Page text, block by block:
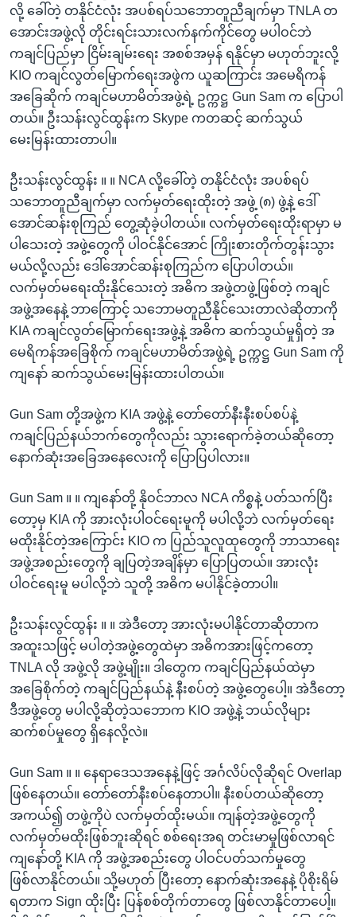
ရန်
နေရာ
သို့
ကျော်
ရန်
လို့ ခေါ်တဲ့ တနိုင်ငံလုံး အပစ်ရပ်သဘောတူညီချက်မှာ TNLA တ
အောင်းအဖွဲ့လို တိုင်းရင်းသားလက်နက်ကိုင်တွေ မပါဝင်ဘဲ
ကချင်ပြည်မှာ ငြိမ်းချမ်းရေး အစစ်အမှန် ရနိုင်မှာ မဟုတ်ဘူးလို့
KIO ကချင်လွတ်မြောက်ရေးအဖွဲက ယူဆကြာင်း အမေရိကန်
အခြေဆိုက် ကချင်မဟာမိတ်အဖွဲ့ရဲ့ ဥက္ကဋ္ဌ Gun Sam က ပြောပါ
တယ်။ ဦးသန်းလွင်ထွန်းက Skype ကတဆင့် ဆက်သွယ်
မေးမြန်းထားတာပါ။
ဦးသန်းလွင်ထွန်း ။ ။ NCA လို့ခေါ်တဲ့ တနိုင်ငံလုံး အပစ်ရပ်
သဘောတူညီချက်မှာ လက်မှတ်ရေးထိုးတဲ့ အဖွဲ့ (၈) ဖွဲ့နဲ့ ဒေါ်
အောင်ဆန်းစုကြည် တွေ့ဆုံခဲ့ပါတယ်။ လက်မှတ်ရေးထိုးရာမှာ မ
ပါသေးတဲ့ အဖွဲ့တွေကို ပါဝင်နိုင်အောင် ကြိုးစားတိုက်တွန်းသွား
မယ်လို့လည်း ဒေါ်အောင်ဆန်းစုကြည်က ပြောပါတယ်။
လက်မှတ်မရေးထိုးနိုင်သေးတဲ့ အဓိက အဖွဲ့တဖွဲ့ဖြစ်တဲ့ ကချင်
အဖွဲ့အနေနဲ့ ဘာကြောင့် သဘောမတူညီနိုင်သေးတာလဲဆိုတာကို
KIA ကချင်လွတ်မြောက်ရေးအဖွဲ့နဲ့ အဓိက ဆက်သွယ်မှုရှိတဲ့ အ
မေရိကန်အခြေစိုက် ကချင်မဟာမိတ်အဖွဲ့ရဲ့ ဥက္ကဋ္ဌ Gun Sam ကို
ကျနော် ဆက်သွယ်မေးမြန်းထားပါတယ်။
Gun Sam တို့အဖွဲ့က KIA အဖွဲ့နဲ့ တော်တော်နီးနီးစပ်စပ်နဲ့
ကချင်ပြည်နယ်ဘက်တွေကိုလည်း သွားရောက်ခဲ့တယ်ဆိုတော့
နောက်ဆုံးအခြေအနေလေးကို ပြောပြပါလား။
Gun Sam ။ ။ ကျနော်တို့ နိုဝင်ဘာလ NCA ကိစ္စနဲ့ ပတ်သက်ပြီး
တော့မှ KIA ကို အားလုံးပါဝင်ရေးမူကို မပါလို့ဘဲ လက်မှတ်ရေး
မထိုးနိုင်တဲ့အကြောင်း KIO က ပြည်သူလူထုတွေကို ဘာသာရေး
အဖွဲ့အစည်းတွေကို ချပြတဲ့အချိန်မှာ ပြောပြတယ်။ အားလုံး
ပါဝင်ရေးမူ မပါလို့ဘဲ သူတို့ အဓိက မပါနိုင်ခဲ့တာပါ။
ဦးသန်းလွင်ထွန်း ။ ။ အဲဒီတော့ အားလုံးမပါနိုင်တာဆိုတာက
အထူးသဖြင့် မပါတဲ့အဖွဲ့တွေထဲမှာ အဓိကအားဖြင့်ကတော့
TNLA လို အဖွဲ့လို အဖွဲ့မျိုး။ ဒါတွေက ကချင်ပြည်နယ်ထဲမှာ
အခြေစိုက်တဲ့ ကချင်ပြည်နယ်နဲ့ နီးစပ်တဲ့ အဖွဲ့တွေပေါ့။ အဲဒီတော့
ဒီအဖွဲ့တွေ မပါလို့ဆိုတဲ့သဘောက KIO အဖွဲ့နဲ့ ဘယ်လိုများ
ဆက်စပ်မှုတွေ ရှိနေလို့လဲ။
Gun Sam ။ ။ နေရာဒေသအနေနဲ့ဖြင့် အင်္ဂလိပ်လိုဆိုရင် Overlap
ဖြစ်နေတယ်။ တော်တော်နီးစပ်နေတာပါ။ နီးစပ်တယ်ဆိုတော့
အကယ်၍ တဖွဲ့ကိုပဲ လက်မှတ်ထိုးမယ်။ ကျန်တဲ့အဖွဲ့တွေကို
လက်မှတ်မထိုးဖြစ်ဘူးဆိုရင် စစ်ရေးအရ တင်းမာမှုဖြစ်လာရင်
ကျနော်တို့ KIA ကို အဖွဲ့အစည်းတွေ ပါဝင်ပတ်သက်မှုတွေ
ဖြစ်လာနိုင်တယ်။ သို့မဟုတ် ပြီးတော့ နောက်ဆုံးအနေနဲ့ ပိုစိုးရိမ်
ရတာက Sign ထိုးပြီး ပြန်စစ်တိုက်တာတွေ ဖြစ်လာနိုင်တာပေါ့။